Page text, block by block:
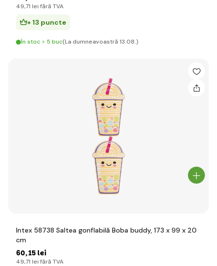
49,71 lei fără TVA
+ 13 puncte
În stoc > 5 buc(La dumneavoastră 13.08.)
Intex 58738 Saltea gonflabilă Boba buddy, 173 x 99 x 20
cm
60,15 lei
49,71 lei fără TVA